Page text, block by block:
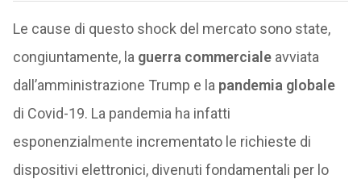
Le cause di questo shock del mercato sono state,
congiuntamente, la guerra commercialeavviata
dall’amministrazione Trump e la pandemia globale
di Covid-19. La pandemia ha infatti
esponenzialmente incrementato le richieste di
dispositivi elettronici, divenuti fondamentali per lo